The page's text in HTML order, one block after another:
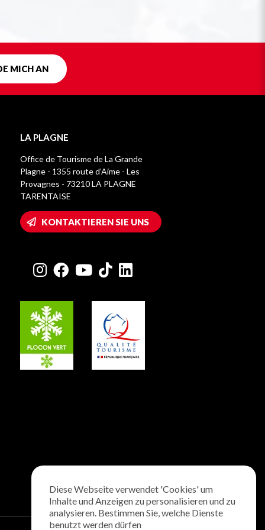
MICH AN
LA PLAGNE
Office de Tourisme de La Grande
Plagne - 1355 route d’Aime - Les
Provagnes - 73210 LA PLAGNE
TARENTAISE
KONTAKTIEREN SIE UNS
Diese Webseite verwendet 'Cookies' um
Inhalte und Anzeigen zu personalisieren und zu
analysieren. Bestimmen Sie, welche Dienste
benutzt werden dürfen